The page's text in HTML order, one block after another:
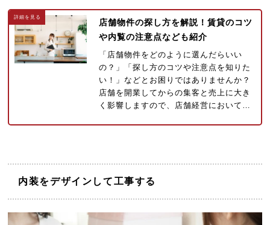
店舗物件の探し方を解説！賃貸のコツ
や内覧の注意点なども紹介
「店舗物件をどのように選んだらいい
の？」「探し方のコツや注意点を知りた
い！」などとお困りではありませんか？
店舗を開業してからの集客と売上に大き
く影響しますので、店舗経営において…
内装をデザインして工事する